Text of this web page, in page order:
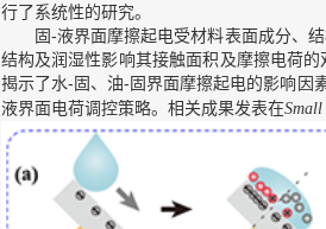
行了系统性的研究。
固-液界面摩擦起电受材料表面成分、结
结构及润湿性影响其接触面积及摩擦电荷
揭示了水-固、油-固界面摩擦起电的影响因
液界面电荷调控策略。相关成果发表在Small